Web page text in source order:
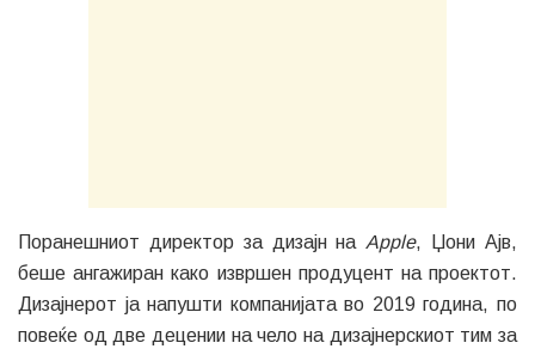
Поранешниот директор за дизајн на Apple, Џони Ајв,
беше ангажиран како извршен продуцент на проектот.
Дизајнерот ја напушти компанијата во 2019 година, по
повеќе од две децении на чело на дизајнерскиот тим за